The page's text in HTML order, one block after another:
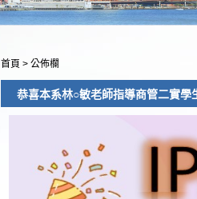
首頁 > 公佈欄
恭喜本系林○敏老師指導商管二實